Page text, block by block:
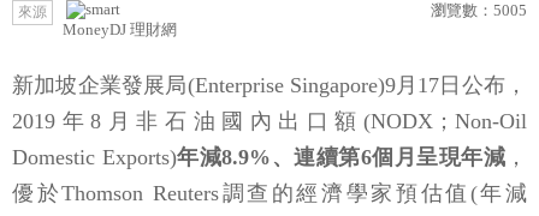
來源
MoneyDJ 理財網
瀏覽數： 5005
新加坡企業發展局(Enterprise Singapore)9月17日公布，
2019年8月非石油國內出口額(NODX；Non-Oil
Domestic Exports)年減8.9%、連續第6個月呈現年減 ，
優於Thomson Reuters調查的經濟學家預估值(年減